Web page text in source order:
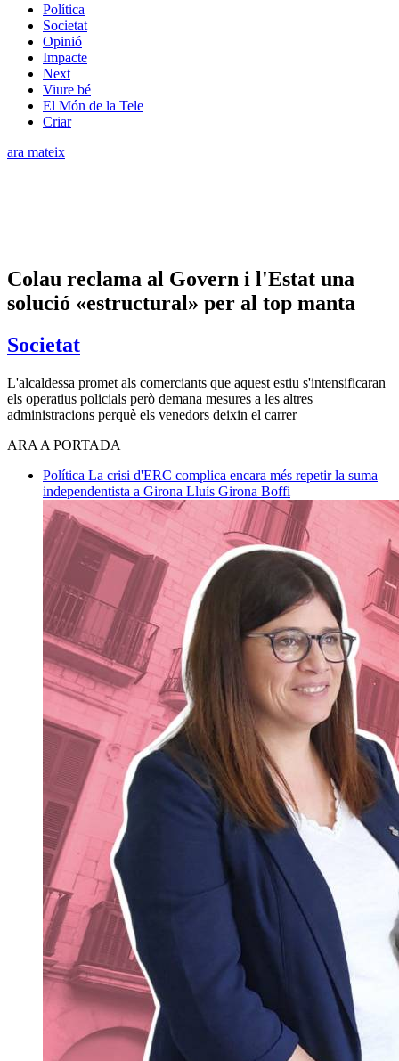
Política
Societat
Opinió
Impacte
Next
Viure bé
El Món de la Tele
Criar
ara mateix
Colau reclama al Govern i l'Estat una
solució «estructural» per al top manta
Societat
L'alcaldessa promet als comerciants que aquest estiu s'intensificaran
els operatius policials però demana mesures a les altres
administracions perquè els venedors deixin el carrer
ARA A PORTADA
Política La crisi d'ERC complica encara més repetir la suma
independentista a Girona Lluís Girona Boffi